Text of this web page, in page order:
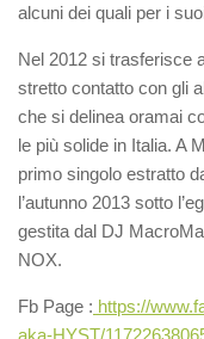
alcuni dei quali per i
Nel 2012 si trasferisce
stretto contatto con gli
che si delinea oramai
le più solide in Italia. A
primo singolo estratto
l’autunno 2013 sotto
gestita dal DJ
NOX.
Fb Page : https://
aka-HYST/